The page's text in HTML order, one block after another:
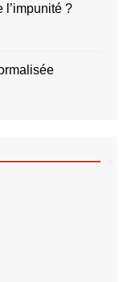
l’impunité ?